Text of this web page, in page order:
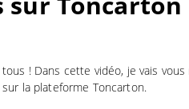
! Dans cette vidéo, je vais
la plateforme Toncarton.